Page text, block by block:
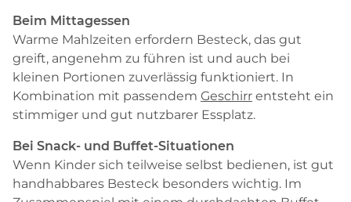
Beim Mittagessen
Warme Mahlzeiten erfordern Besteck, das gut
greift, angenehm zu führen ist und auch bei
kleinen Portionen zuverlässig funktioniert. In
Kombination mit passendem Geschirr entsteht ein
stimmiger und gut nutzbarer Essplatz.
Bei Snack- und Buffet-Situationen
Wenn Kinder sich teilweise selbst bedienen, ist gut
handhabbares Besteck besonders wichtig. Im